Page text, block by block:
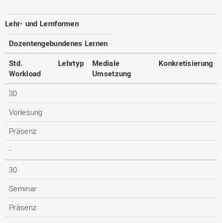
Lehr- und Lernformen
Dozentengebundenes Lernen
Std.
Workload
Lehrtyp
Mediale
Umsetzung
Konkretisierung
30
Vorlesung
Präsenz
-
30
Seminar
Präsenz